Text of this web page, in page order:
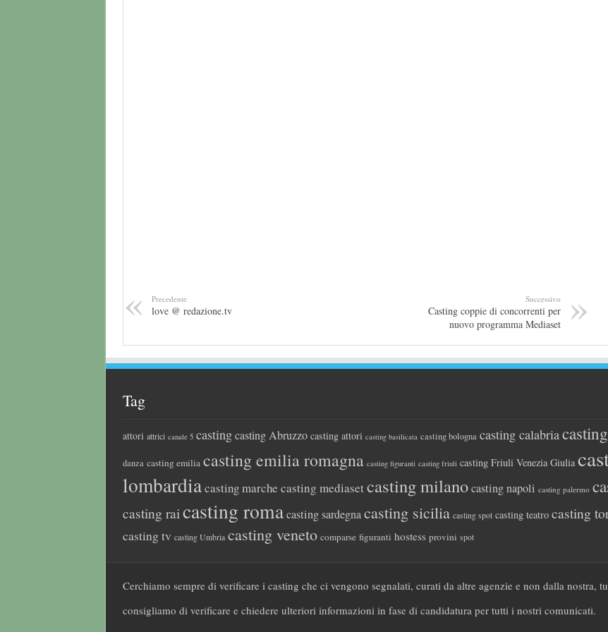
Precedente
love @ redazione.tv
Successivo
Casting coppie di concorrenti per
nuovo programma Mediaset
Tag
attori attrici canale 5 casting casting Abruzzo casting attori casting basilicata casting bologna casting calabria
danza casting emilia casting emilia romagna casting figuranti casting friuli casting Friuli Venezia Giulia
lombardiacasting marche casting mediasetcasting milano casting napoli casting palermo
casting raicasting roma casting sardegna casting sicilia casting spot casting teatro casting
casting tv casting Umbria casting veneto comparse figuranti hostess provini spot
Cerchiamo sempre di verificare i casting che ci vengono segnalati, curati da altre agenzie e non dalla nostra,
consigliamo di verificare e chiedere ulteriori informazioni in fase di candidatura per tutti i nostri comunicati.